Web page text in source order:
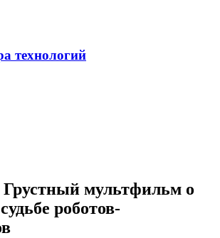
технологий
Грустный мультфильм о
роботов-